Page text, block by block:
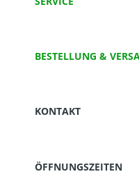
BESTELLUNG &
KONTAKT
ÖFFNUNGSZEITEN